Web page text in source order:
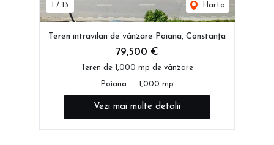
1 / 13 Harta
Teren intravilan de vânzare Poiana, Constanța
79,500 €
Teren de 1,000 mp de vânzare
Poiana 1,000 mp
Vezi mai multe detalii